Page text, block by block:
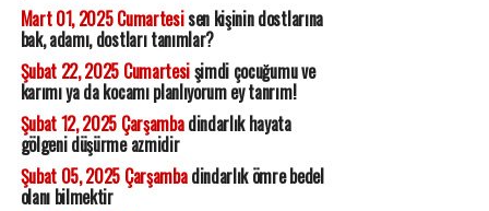
Mart 01, 2025 Cumartesisen kişinin dostlarına
bak, adamı, dostları tanımlar?
Şubat 22, 2025 Cumartesişimdi çocuğumu ve
karımı ya da kocamı planlıyorum ey tanrım!
Şubat 12, 2025 Çarşambadindarlık hayata
gölgeni düşürme azmidir
Şubat 05, 2025 Çarşambadindarlık ömre bedel
olanı bilmektir